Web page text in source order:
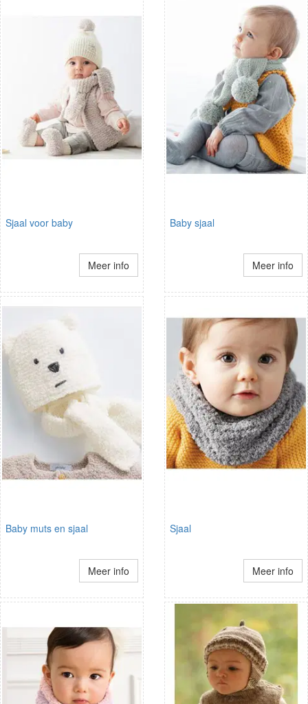
Sjaal voor baby
Meer info
Baby sjaal
Meer info
Baby muts en sjaal
Meer info
Sjaal
Meer info